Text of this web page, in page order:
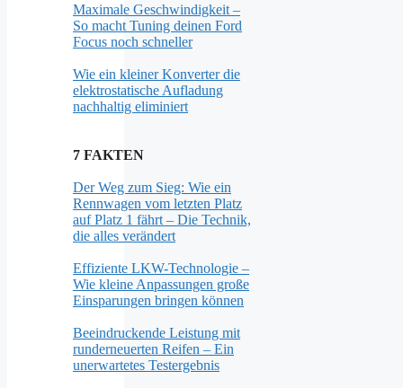
Maximale Geschwindigkeit –
So macht Tuning deinen Ford
Focus noch schneller
Wie ein kleiner Konverter die
elektrostatische Aufladung
nachhaltig eliminiert
7 FAKTEN
Der Weg zum Sieg: Wie ein
Rennwagen vom letzten Platz
auf Platz 1 fährt – Die Technik,
die alles verändert
Effiziente LKW-Technologie –
Wie kleine Anpassungen große
Einsparungen bringen können
Beeindruckende Leistung mit
runderneuerten Reifen – Ein
unerwartetes Testergebnis